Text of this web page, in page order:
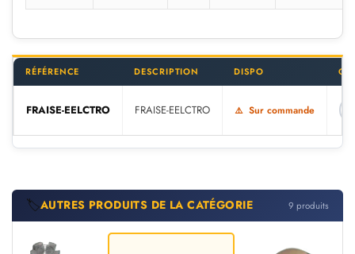
RÉFÉRENCE DESCRIPTION DISPO
FRAISE-EELCTRO FRAISE-EELCTRO Sur commande
🏷️AUTRES PRODUITS DE LA CATÉGORIE 9 produits